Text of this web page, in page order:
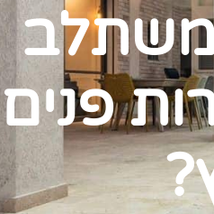
משתלב
פנים